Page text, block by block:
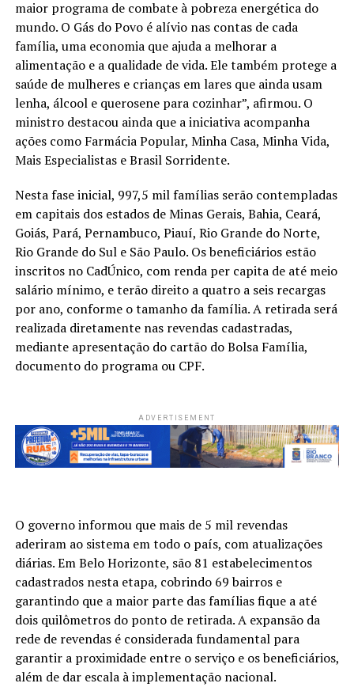
maior programa de combate à pobreza energética do
mundo. O Gás do Povo é alívio nas contas de cada
família, uma economia que ajuda a melhorar a
alimentação e a qualidade de vida. Ele também protege a
saúde de mulheres e crianças em lares que ainda usam
lenha, álcool e querosene para cozinhar”, afirmou. O
ministro destacou ainda que a iniciativa acompanha
ações como Farmácia Popular, Minha Casa, Minha Vida,
Mais Especialistas e Brasil Sorridente.
Nesta fase inicial, 997,5 mil famílias serão contempladas
em capitais dos estados de Minas Gerais, Bahia, Ceará,
Goiás, Pará, Pernambuco, Piauí, Rio Grande do Norte,
Rio Grande do Sul e São Paulo. Os beneficiários estão
inscritos no CadÚnico, com renda per capita de até meio
salário mínimo, e terão direito a quatro a seis recargas
por ano, conforme o tamanho da família. A retirada será
realizada diretamente nas revendas cadastradas,
mediante apresentação do cartão do Bolsa Família,
documento do programa ou CPF.
ADVERTISEMENT
O governo informou que mais de 5 mil revendas
aderiram ao sistema em todo o país, com atualizações
diárias. Em Belo Horizonte, são 81 estabelecimentos
cadastrados nesta etapa, cobrindo 69 bairros e
garantindo que a maior parte das famílias fique a até
dois quilômetros do ponto de retirada. A expansão da
rede de revendas é considerada fundamental para
garantir a proximidade entre o serviço e os beneficiários,
além de dar escala à implementação nacional.